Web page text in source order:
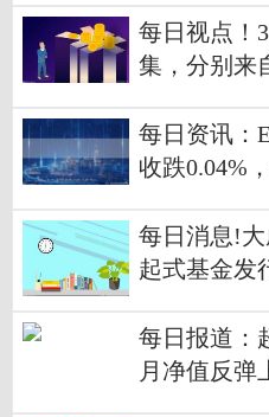
每日视点！
集，分别来
每日资讯：
收跌0.04%
每日消息!
起式基金发
每日报道：
月净值反弹